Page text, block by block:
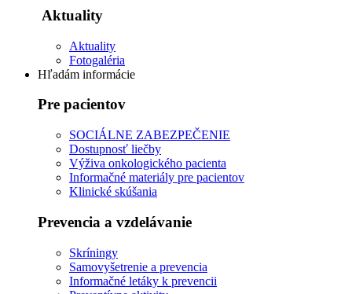
Aktuality
Aktuality
Fotogaléria
Hľadám informácie
Pre pacientov
SOCIÁLNE ZABEZPEČENIE
Dostupnosť liečby
Výživa onkologického pacienta
Informačné materiály pre pacientov
Klinické skúšania
Prevencia a vzdelávanie
Skríningy
Samovyšetrenie a prevencia
Informačné letáky k prevencii